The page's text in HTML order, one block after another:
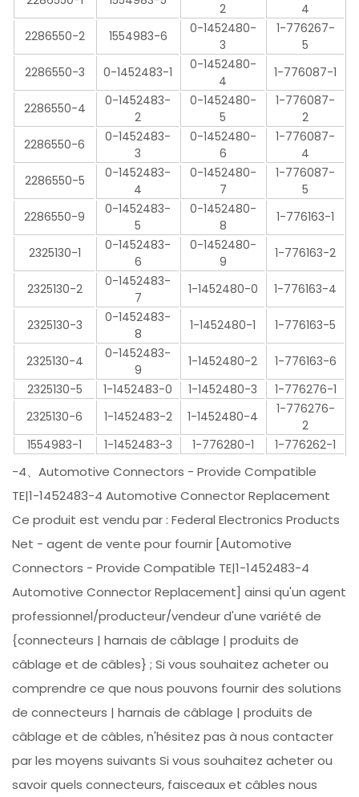
2
4
2286550-2
1554983-6
0-1452480-
3
1-776267-
5
2286550-3
0-1452483-1
0-1452480-
4
1-776087-1
2286550-4
0-1452483-
2
0-1452480-
5
1-776087-
2
2286550-6
0-1452483-
3
0-1452480-
6
1-776087-
4
2286550-5
0-1452483-
4
0-1452480-
7
1-776087-
5
2286550-9
0-1452483-
5
0-1452480-
8
1-776163-1
2325130-1
0-1452483-
6
0-1452480-
9
1-776163-2
2325130-2
0-1452483-
7
1-1452480-0 1-776163-4
2325130-3
0-1452483-
8
1-1452480-1 1-776163-5
2325130-4
0-1452483-
9
1-1452480-2
1-776163-6
2325130-5
1-1452483-0 1-1452480-3
1-776276-1
2325130-6
1-1452483-2 1-1452480-4
1-776276-
2
1554983-1
1-1452483-3 1-776280-1 1-776262-1
-4、Automotive Connectors - Provide Compatible
TE|1-1452483-4 Automotive Connector Replacement
Ce produit est vendu par : Federal Electronics Products
Net - agent de vente pour fournir [Automotive
Connectors - Provide Compatible TE|1-1452483-4
Automotive Connector Replacement] ainsi qu'un agent
professionnel/producteur/vendeur d'une variété de
{connecteurs | harnais de câblage | produits de
câblage et de câbles} ; Si vous souhaitez acheter ou
comprendre ce que nous pouvons fournir des solutions
de connecteurs | harnais de câblage | produits de
câblage et de câbles, n'hésitez pas à nous contacter
par les moyens suivants Si vous souhaitez acheter ou
savoir quels connecteurs, faisceaux et câbles nous